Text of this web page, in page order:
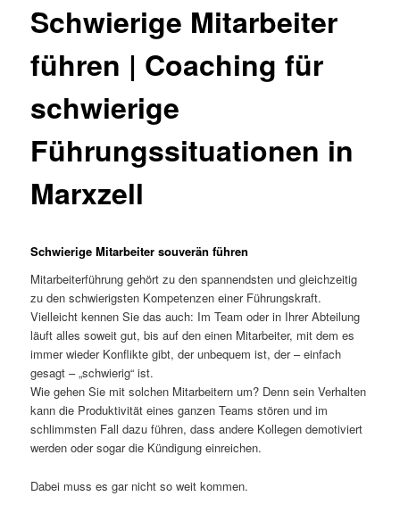
Schwierige Mitarbeiter
führen | Coaching für
schwierige
Führungssituationen in
Marxzell
Schwierige Mitarbeiter souverän führen
Mitarbeiterführung gehört zu den spannendsten und gleichzeitig
zu den schwierigsten Kompetenzen einer Führungskraft.
Vielleicht kennen Sie das auch: Im Team oder in Ihrer Abteilung
läuft alles soweit gut, bis auf den einen Mitarbeiter, mit dem es
immer wieder Konflikte gibt, der unbequem ist, der – einfach
gesagt – „schwierig“ ist.
Wie gehen Sie mit solchen Mitarbeitern um? Denn sein Verhalten
kann die Produktivität eines ganzen Teams stören und im
schlimmsten Fall dazu führen, dass andere Kollegen demotiviert
werden oder sogar die Kündigung einreichen.
Dabei muss es gar nicht so weit kommen.